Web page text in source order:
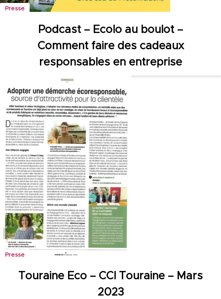
Presse
Podcast – Ecolo au boulot –
Comment faire des cadeaux
responsables en entreprise
Presse
Touraine Eco – CCI Touraine – Mars
2023